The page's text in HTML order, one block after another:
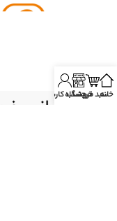
خانهسبد خرید
فروشگاه
حساب کاربری